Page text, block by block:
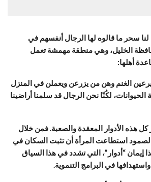
سحر ما قالوه لها الرجال أنفسهم في
الخليل، وهي منطقة مهمشة تعمل
أهلها:
الغنم وهن من يزرعن ويعملن في المنزل
الحيوانات، لكُنّا نحن الرجال قد سلمنا أراضينا
هذه الأدوار المعقدة والصعبة. فمن خلال
استطاعت المرأة أن تثبت السكان في
إيمان “أدوار”، التي تشدد في هذا السياق
في البرامج التنموية.